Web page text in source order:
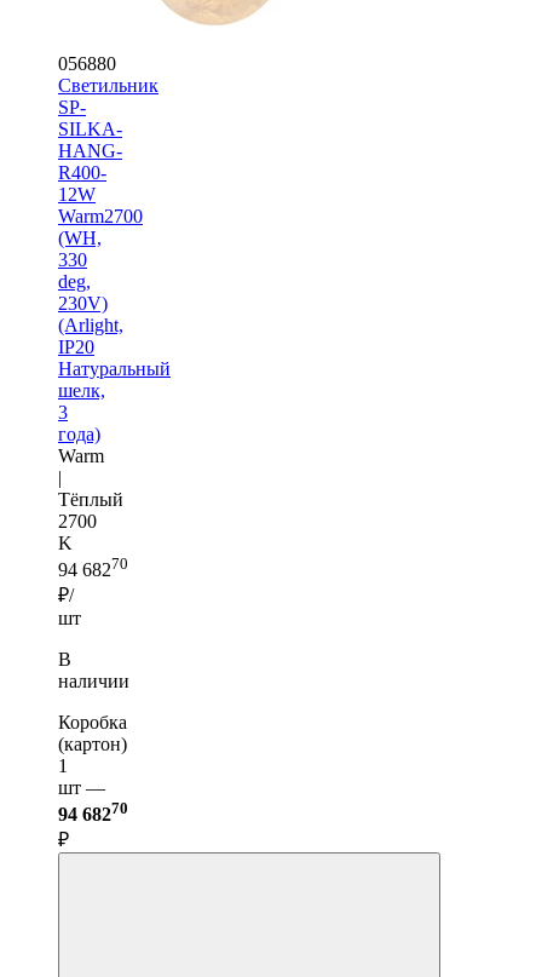
056880
Светильник
SP-
SILKA-
HANG-
R400-
12W
Warm2700
(WH,
330
deg,
230V)
(Arlight,
IP20
Натуральный
шелк,
3
года)
Warm
|
Тёплый
2700
K
94 68270
₽/
шт
В
наличии
Коробка
(картон)
1
шт —
94 68270
₽